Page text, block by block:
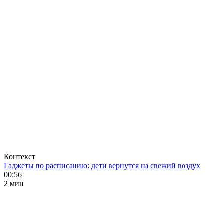
Контекст
Гаджеты по расписанию: дети вернутся на свежий воздух
00:56
2 мин